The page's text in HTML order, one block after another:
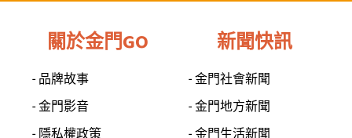
關於金門GO
- 品牌故事
- 金門影音
- 隱私權政策
新聞快訊
- 金門社會新聞
- 金門地方新聞
- 金門生活新聞